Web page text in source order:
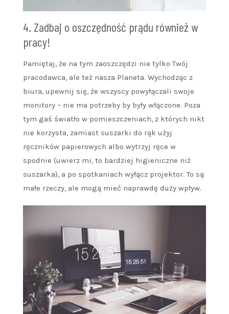
4. Zadbaj o oszczędność prądu również w
pracy!
Pamiętaj, że na tym zaoszczędzi nie tylko Twój
pracodawca, ale też nasza Planeta. Wychodząc z
biura, upewnij się, że wszyscy powyłączali swoje
monitory – nie ma potrzeby by były włączone. Poza
tym gaś światło w pomieszczeniach, z których nikt
nie korzysta, zamiast suszarki do rąk użyj
ręczników papierowych albo wytrzyj ręce w
spodnie (uwierz mi, to bardziej higieniczne niż
suszarka), a po spotkaniach wyłącz projektor. To są
małe rzeczy, ale mogą mieć naprawdę duży wpływ.